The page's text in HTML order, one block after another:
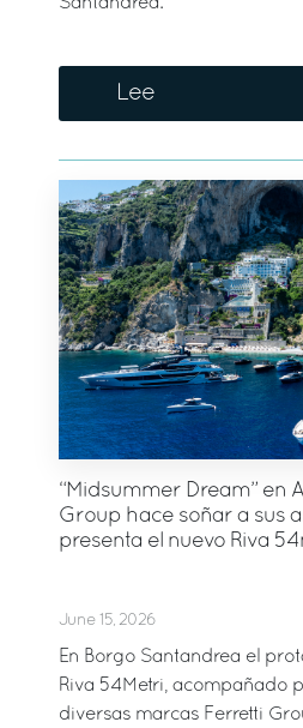
Santandrea.
Lee
“Midsummer Dream” en
Group hace soñar a sus
presenta el nuevo Riva
June 15, 2026
En Borgo Santandrea el
Riva 54Metri, acompañado
diversas marcas Ferretti